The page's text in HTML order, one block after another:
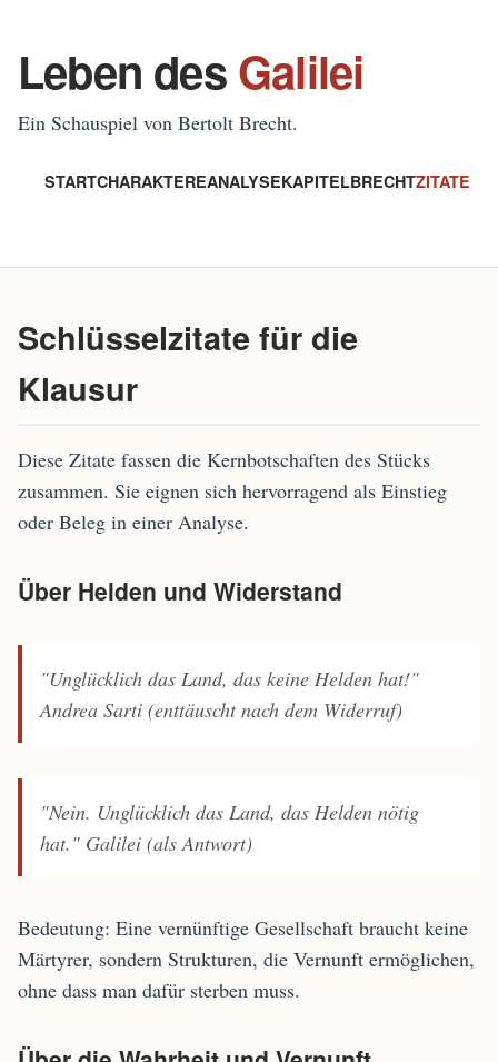
Leben desGalilei
Ein Schauspiel von Bertolt Brecht.
STARTCHARAKTEREANALYSEKAPITELBRECHTZITATE
Schlüsselzitate für die
Klausur
Diese Zitate fassen die Kernbotschaften des Stücks
zusammen. Sie eignen sich hervorragend als Einstieg
oder Beleg in einer Analyse.
Über Helden und Widerstand
"Unglücklich das Land, das keine Helden hat!"
Andrea Sarti (enttäuscht nach dem Widerruf)
"Nein. Unglücklich das Land, das Helden nötig
hat." Galilei (als Antwort)
Bedeutung: Eine vernünftige Gesellschaft braucht keine
Märtyrer, sondern Strukturen, die Vernunft ermöglichen,
ohne dass man dafür sterben muss.